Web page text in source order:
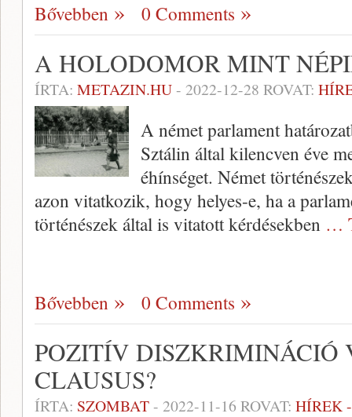
Bővebben 0 Comments
A HOLODOMOR MINT
ÍRTA: METAZIN.HU- 2022-12-28 ROVAT:
A német parlament
Sztálin által kilencven éve
éhínséget. Német
azon vitatkozik, hogy helyes-e, ha a
történészek által is vitatott kérdésekben …
Bővebben 0 Comments
POZITÍV DISZKRIMINÁCIÓ
CLAUSUS?
ÍRTA: SZOMBAT- 2022-11-16 ROVAT: HÍREK